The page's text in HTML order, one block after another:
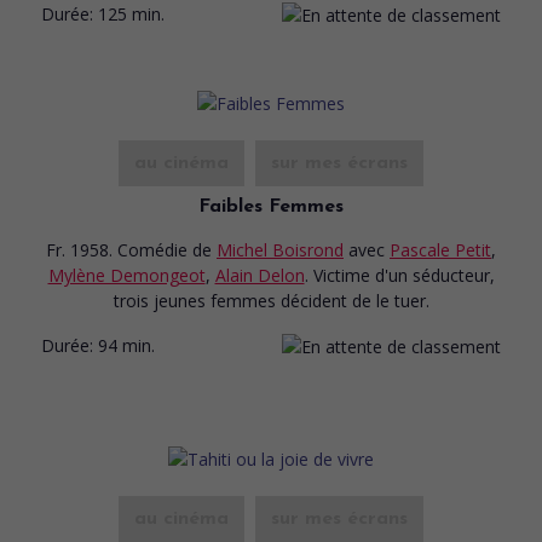
Durée: 125 min.
Faibles Femmes
Fr. 1958. Comédie de Michel Boisrond avec Pascale Petit,
Mylène Demongeot, Alain Delon. Victime d'un séducteur,
trois jeunes femmes décident de le tuer.
Durée: 94 min.